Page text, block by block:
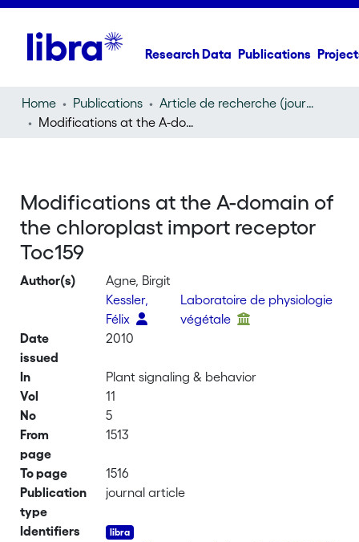
Research Data Publications
Home Publications
Article de recherche (journal article)
Modifications at the A-domain of the chloroplast import receptor Toc159
Modifications at the A-domain of
the chloroplast import receptor
Toc159
Author(s)
Agne, Birgit
Kessler,
Félix
Laboratoire de physiologie
végétale
Date
issued
2010
In
Plant signaling & behavior
Vol
11
No
5
From
page
1513
To page
1516
Publication
type
journal article
Identifiers